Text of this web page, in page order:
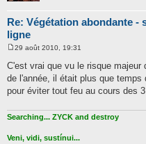
Re: Végétation abondante -
ligne
s
s
g
29 août 2010, 19:31
C'est vrai que vu le risque
de l'année, il était plus que
pour éviter tout feu au cours des
Searching... ZYCK and destroy
Veni, vidi, sustínui...